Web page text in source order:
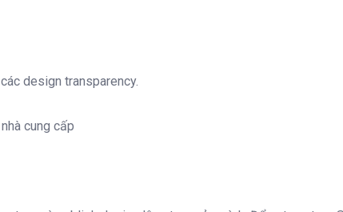
design transparency.
cung cấp